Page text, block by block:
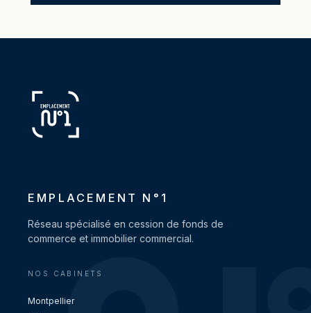
EMPLACEMENT N°1
Réseau spécialisé en cession de fonds de
commerce et immobilier commercial.
NOS CABINETS
Montpellier